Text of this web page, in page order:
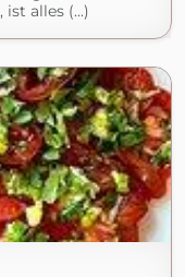
alles (...)